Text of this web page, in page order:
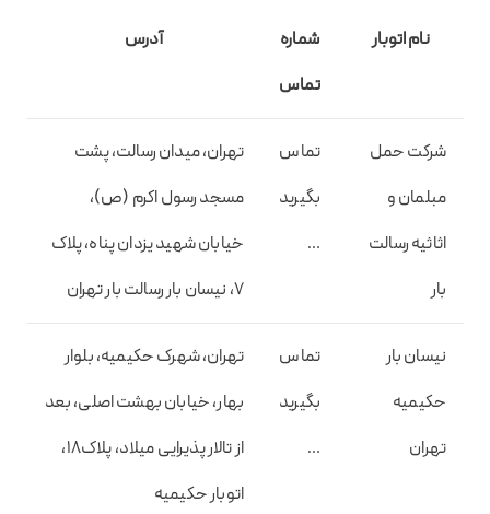
نام اتوبار
شماره
تماس
آدرس
شرکت حمل
مبلمان و
اثاثیه رسالت
بار
تماس
بگیرید
…
تهران، میدان رسالت، پشت
مسجد رسول اکرم (ص)،
خیابان شهید یزدان پناه، پلاک
7، نیسان بار رسالت بار تهران
نیسان بار
حکیمیه
تهران
تماس
بگیرید
…
تهران، شهرک حکیمیه، بلوار
بهار، خیابان بهشت اصلی، بعد
از تالار پذیرایی میلاد، پلاک18،
اتوبار حکیمیه